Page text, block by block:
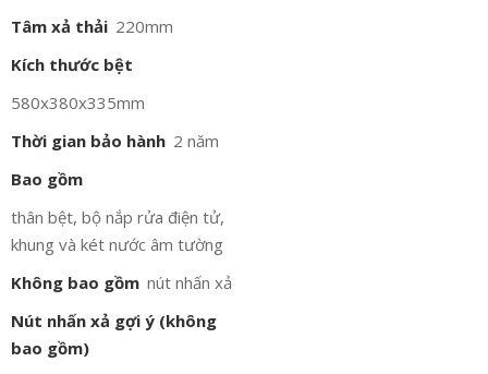
Tâm xả thải 220mm
Kích thước bệt
580x380x335mm
Thời gian bảo hành 2 năm
Bao gồm
thân bệt, bộ nắp rửa điện tử,
khung và két nước âm tường
Không bao gồm nút nhấn xả
Nút nhấn xả gợi ý (không
bao gồm)